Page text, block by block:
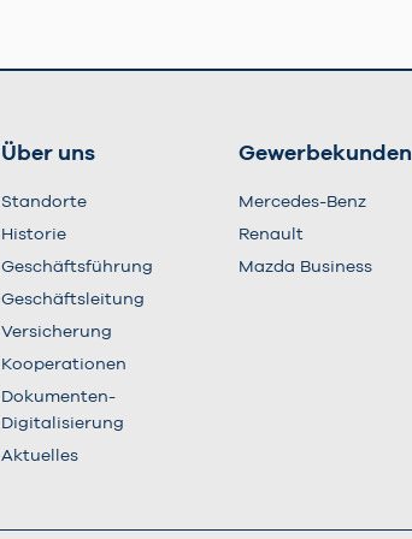
Über uns
Standorte
Historie
Geschäftsführung
Geschäftsleitung
Versicherung
Kooperationen
Dokumenten-
Digitalisierung
Aktuelles
Gewerbekunden
Mercedes-Benz
Renault
Mazda Business